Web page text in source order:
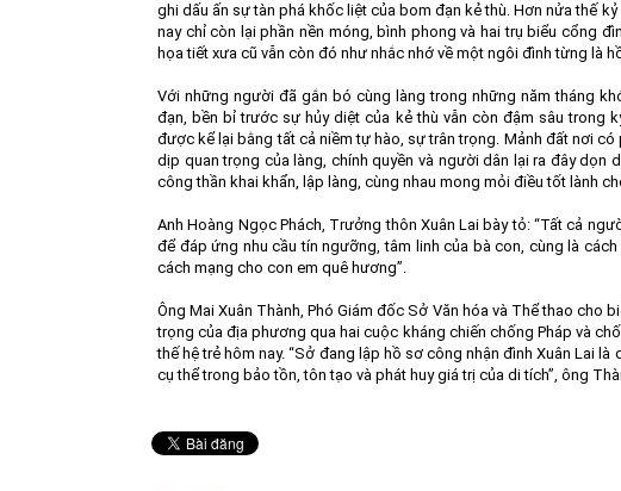
ghi dấu ấn sự tàn phá khốc liệt của bom đạn kẻ thù. Hơn nửa thế
nay chỉ còn lại phần nền móng, bình phong và hai trụ biểu cổng
họa tiết xưa cũ vẫn còn đó như nhắc nhớ về một ngôi đình từng là
Với những người đã gắn bó cùng làng trong những năm tháng
đạn, bền bỉ trước sự hủy diệt của kẻ thù vẫn còn đậm sâu trong
được kể lại bằng tất cả niềm tự hào, sự trân trọng. Mảnh đất nơi
dịp quan trọng của làng, chính quyền và người dân lại ra đây
công thần khai khẩn, lập làng, cùng nhau mong mỏi điều tốt lành
Anh Hoàng Ngọc Phách, Trưởng thôn Xuân Lai bày tỏ: “Tất cả
để đáp ứng nhu cầu tín ngưỡng, tâm linh của bà con, cùng là
cách mạng cho con em quê hương”.
Ông Mai Xuân Thành, Phó Giám đốc Sở Văn hóa và Thể thao cho
trọng của địa phương qua hai cuộc kháng chiến chống Pháp và
thế hệ trẻ hôm nay. “Sở đang lập hồ sơ công nhận đình Xuân Lai
cụ thể trong bảo tồn, tôn tạo và phát huy giá trị của di tích”, ông